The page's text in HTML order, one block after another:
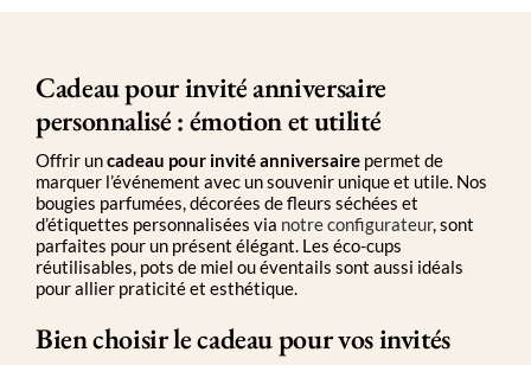
la
page
du
produit
Cadeau pour invité anniversaire
personnalisé : émotion et utilité
Offrir uncadeau pour invité anniversaire permet de
marquer l’événement avec un souvenir unique et utile. Nos
bougies parfumées, décorées de fleurs séchées et
d’étiquettes personnalisées via notre configurateur, sont
parfaites pour un présent élégant. Les éco-cups
réutilisables, pots de miel ou éventails sont aussi idéals
pour allier praticité et esthétique.
Bien choisir le cadeau pour vos invités